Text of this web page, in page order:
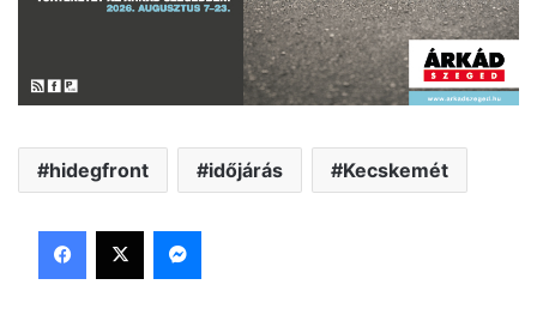
hidegfront időjárás Kecskemét
Facebook
X Messenger